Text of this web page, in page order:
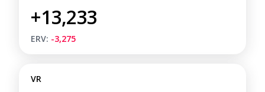
+13,233
ERV: -3,275
VR